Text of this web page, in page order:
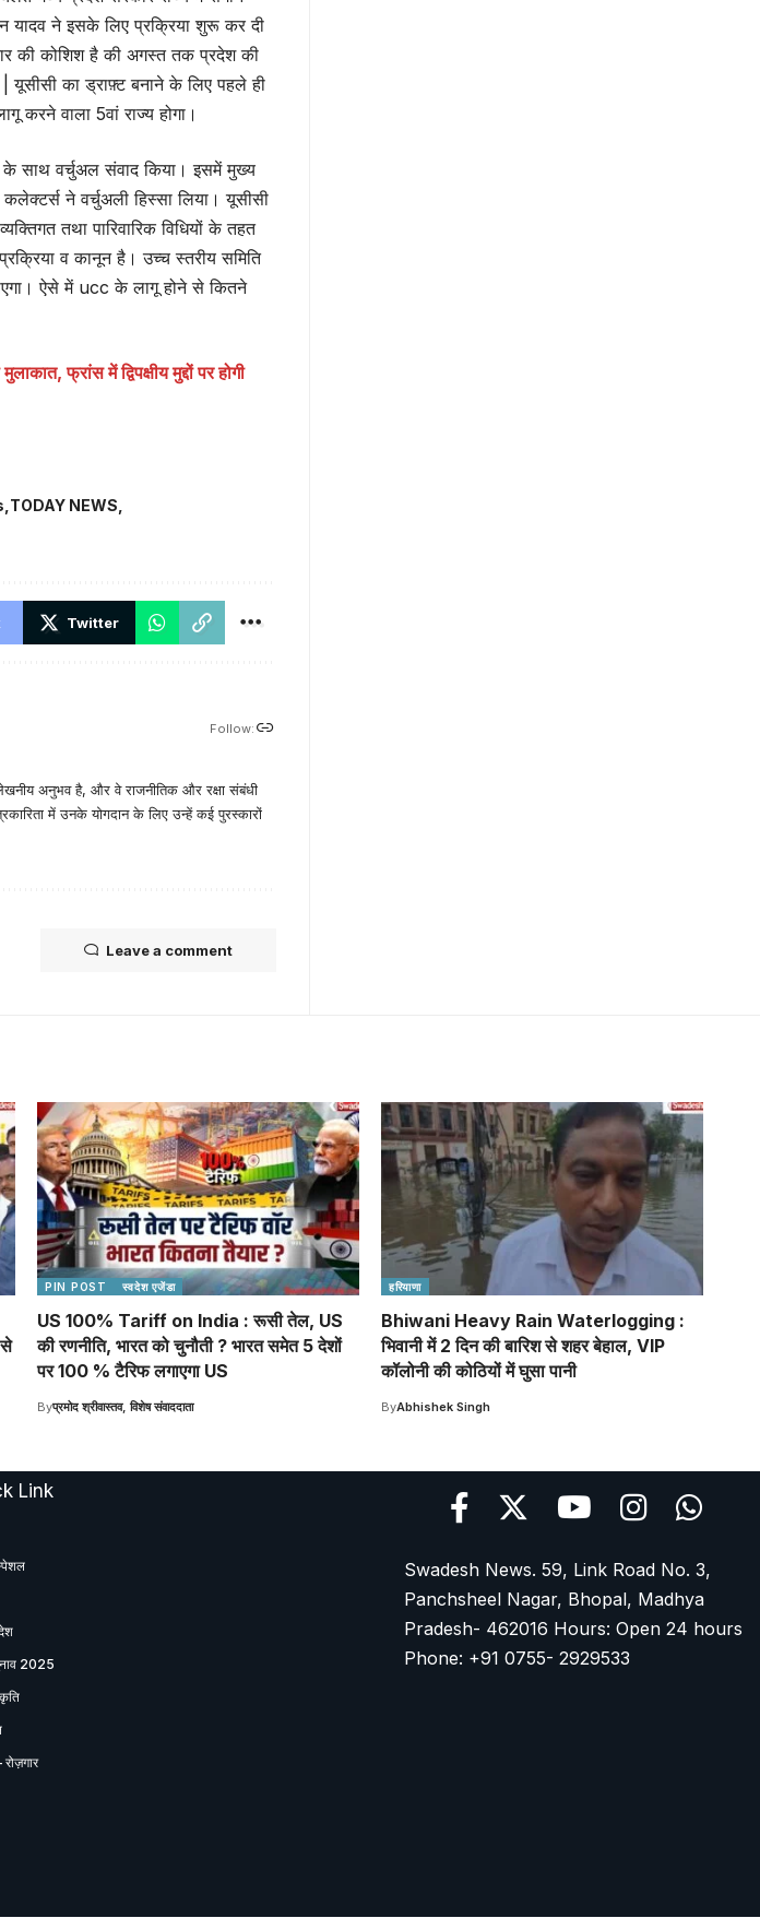
यादव ने इसके लिए प्रक्रिया शुरू कर दी
की कोशिश है की अगस्त तक प्रदेश की
का ड्राफ़्ट बनाने के लिए पहले ही
करने वाला 5वां राज्य होगा।
के साथ वर्चुअल संवाद किया। इसमें मुख्य
ने वर्चुअली हिस्सा लिया। यूसीसी
तथा पारिवारिक विधियों के तहत
व कानून है। उच्च स्तरीय समिति
ऐसे में ucc के लागू होने से कितने
फ्रांस में द्विपक्षीय मुद्दों पर होगी
TODAY NEWS
Twitter
Follow:
अनुभव है, और वे राजनीतिक और रक्षा संबंधी
में उनके योगदान के लिए उन्हें कई पुरस्कारों
Leave a comment
PIN POST स्वदेश एजेंडा
US 100% Tariff on India : रूसी तेल, US
की रणनीति, भारत को चुनौती ? भारत समेत 5 देशों
पर 100 % टैरिफ लगाएगा US
Byप्रमोद श्रीवास्तव, विशेष संवाददाता
हरियाणा
Bhiwani Heavy Rain Waterlogging :
भिवानी में 2 दिन की बारिश से शहर बेहाल, VIP
कॉलोनी की कोठियों में घुसा पानी
ByAbhishek Singh
Link
2025
रोज़गार
Swadesh News. 59, Link Road No. 3,
Panchsheel Nagar, Bhopal, Madhya
Pradesh- 462016 Hours: Open 24 hours
Phone: +91 0755- 2929533